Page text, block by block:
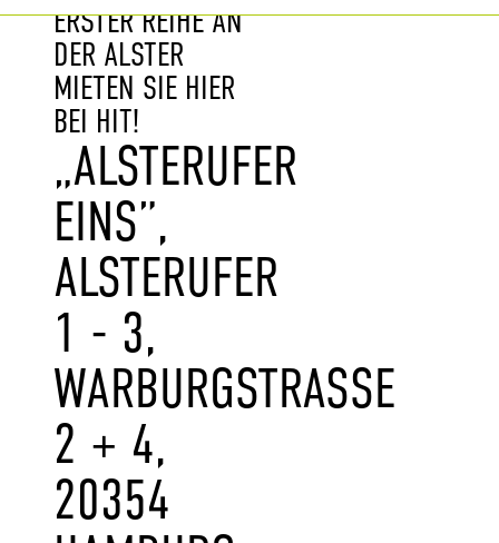
ERSTER REIHE AN
DER ALSTER
MIETEN SIE HIER
BEI HIT!
„ALSTERUFER
EINS”,
ALSTERUFER
1 - 3,
WARBURGSTRASSE 2
+ 4, 2
0354 H